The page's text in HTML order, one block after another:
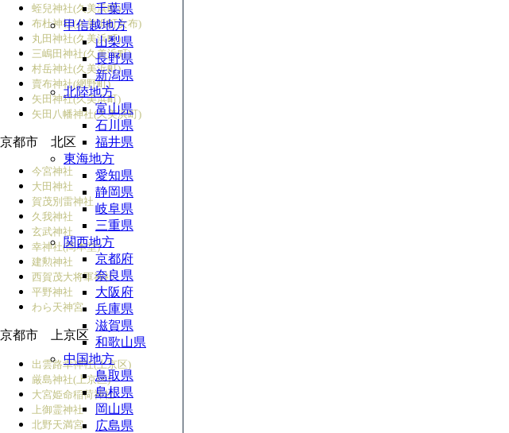
蛭兒神社(久美浜町)
布杜神社(久美浜町女布)
丸田神社(久美浜町)
三嶋田神社(久美浜町)
村岳神社(久美浜町)
賣布神社(網野町)
矢田神社(久美浜町)
矢田八幡神社(久美浜町)
京都市 北区
今宮神社
大田神社
賀茂別雷神社
久我神社
玄武神社
幸神社(岡本堂)
建勲神社
西賀茂大将軍神社
平野神社
わら天神宮
京都市 上京区
出雲路幸神社(上京区)
厳島神社(上京区)
大宮姫命稲荷神社
上御霊神社
北野天満宮
千葉県
甲信越地方
山梨県
長野県
新潟県
北陸地方
富山県
石川県
福井県
東海地方
愛知県
静岡県
岐阜県
三重県
関西地方
京都府
奈良県
大阪府
兵庫県
滋賀県
和歌山県
中国地方
鳥取県
島根県
岡山県
広島県